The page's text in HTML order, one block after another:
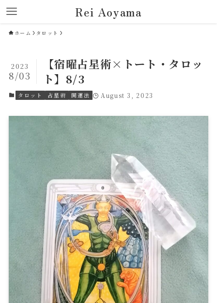
Rei Aoyama
ホーム タロット
【宿曜占星術×トート・タロッ
ト】8/3
2023
8/03
タロット 占星術 開運法 August 3, 2023